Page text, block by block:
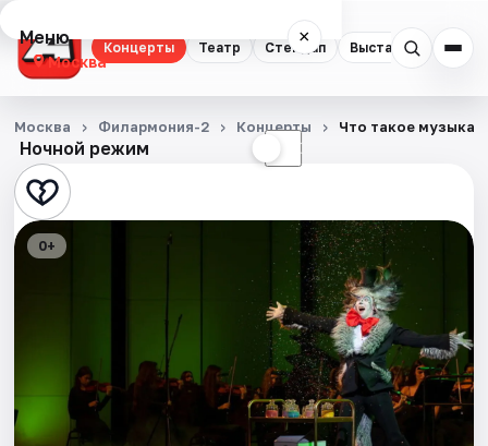
Концерты Театр Стендап Выставки
Меню ×
Москва
Концерты
Театр
Стендап
Экскурсии
Спорт
Ночной режим ☾
Москва Филармония-2 Концерты Что такое музыка
0+